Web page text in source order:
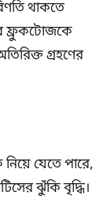
থাকতে
ফ্রুকটোজকে
গ্রহণের
যেতে পারে,
ঝুঁকি বৃদ্ধি।